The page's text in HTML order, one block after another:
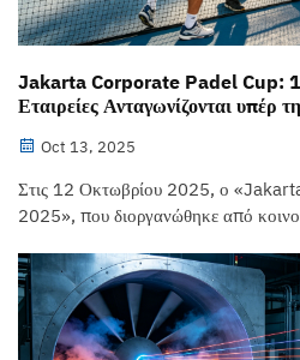
Jakarta Corporate Padel Cup:
Εταιρείες Ανταγωνίζονται υπέρ
Oct 13, 2025
Στις 12 Οκτωβρίου 2025, ο
2025», που διοργανώθηκε από
στο GPC. 24 ομάδες μικτού διπλού
εταιρείες, συμπεριλαμβανομένων
Pertamina, συμμετείχαν...